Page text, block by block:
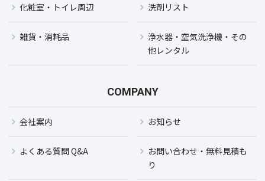
化粧室・トイレ周辺 洗剤リスト
雑貨・消耗品
浄水器・空気洗浄機・その
他レンタル
COMPANY
会社案内 お知らせ
よくある質問 Q&A
お問い合わせ・無料見積も
り